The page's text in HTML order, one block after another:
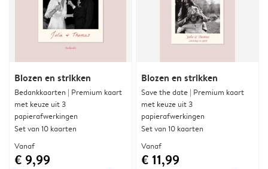
Blozen en strikken
Bedankkaarten | Premium kaart
met keuze uit 3
papierafwerkingen
Set van 10 kaarten
Vanaf
€ 9,99
Blozen en strikken
Save the date | Premium kaart
met keuze uit 3
papierafwerkingen
Set van 10 kaarten
Vanaf
€ 11,99